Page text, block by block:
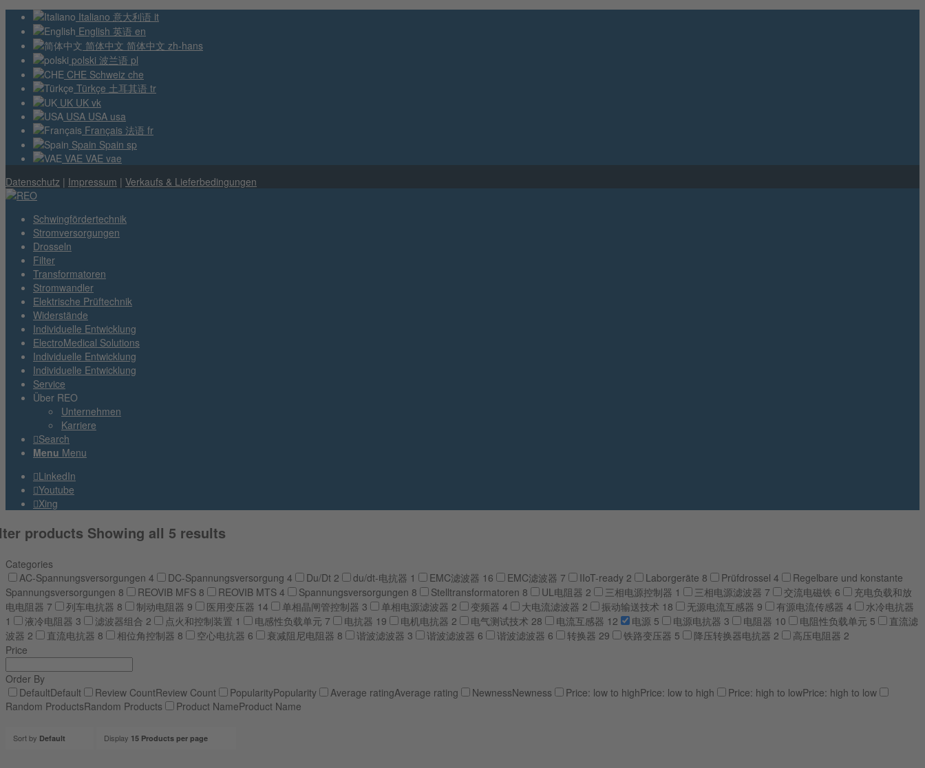
Italiano 意大利语 it
English 英语 en
简体中文 简体中文 zh-hans
polski 波兰语 pl
CHE Schweiz che
Türkçe 土耳其语 tr
UK UK vk
USA USA usa
Français 法语 fr
Spain Spain sp
VAE VAE vae
Datenschutz | Impressum | Verkaufs & Lieferbedingungen
Schwingfördertechnik
Stromversorgungen
Drosseln
Filter
Transformatoren
Stromwandler
Elektrische Prüftechnik
Widerstände
Individuelle Entwicklung
ElectroMedical Solutions
Individuelle Entwicklung
Individuelle Entwicklung
Service
Über REO
Unternehmen
Karriere
Search
Menu Menu
LinkedIn
Youtube
Xing
products Showing all 5 results
Categories
AC-Spannungsversorgungen 4 DC-Spannungsversorgung 4 Du/Dt 2 du/dt-电抗器 1 EMC滤波器 16 EMC滤波器 7 IIoT-ready 2 Laborgeräte 8 Prüfdrossel 4
Regelbare und konstante
Spannungsversorgungen 8 REOVIB MFS 8 REOVIB MTS 4 Spannungsversorgungen 8 Stelltransformatoren 8 UL电阻器 2 三相电源控制器 1 三相电源滤波器 7 交流电磁铁 6
充电负载和放
电电阻器 7 列车电抗器 8 制动电阻器 9 医用变压器 14 单相晶闸管控制器 3 单相电源滤波器 2 变频器 4 大电流滤波器 2 振动输送技术 18 无源电流互感器 9 有源电流传感器 4
水冷电抗器
1
液冷电阻器 3 滤波器组合 2 点火和控制装置 1 电感性负载单元 7 电抗器 19 电机电抗器 2 电气测试技术 28 电流互感器 12 电源 5 电源电抗器 3 电阻器 10 电阻性负载单元 5
直流滤
波器 2 直流电抗器 8 相位角控制器 8 空心电抗器 6 衰减阻尼电阻器 8 谐波滤波器 3 谐波滤波器 6 谐波滤波器 6 转换器 29 铁路变压器 5 降压转换器电抗器 2 高压电阻器 2
Price
Order By
DefaultDefault Review CountReview Count PopularityPopularity Average ratingAverage rating NewnessNewness Price: low to highPrice: low to high Price: high to lowPrice: high to low
Random ProductsRandom Products Product NameProduct Name
Sort by Default Display 15 Products per page